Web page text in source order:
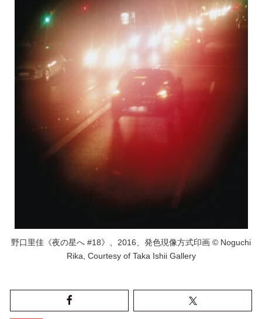
野口里佳《夜の星へ #18》、2016、発色現像方式印画 © Noguchi
Rika, Courtesy of Taka Ishii Gallery